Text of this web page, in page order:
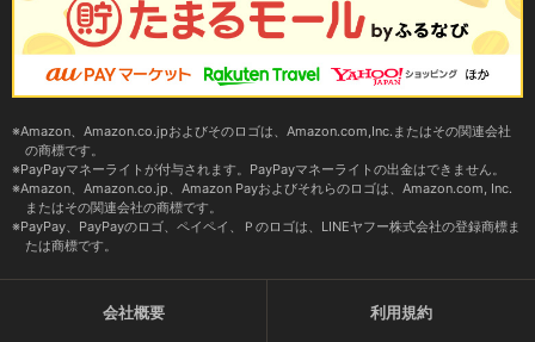
Amazon、Amazon.co.jpおよびそのロゴは、Amazon.com,Inc.またはその関連会社
の商標です。
PayPayマネーライトが付与されます。PayPayマネーライトの出金はできません。
Amazon、Amazon.co.jp、Amazon Payおよびそれらのロゴは、Amazon.com, Inc.
またはその関連会社の商標です。
PayPay、PayPayのロゴ、ペイペイ、Ｐのロゴは、LINEヤフー株式会社の登録商標ま
たは商標です。
会社概要 利用規約